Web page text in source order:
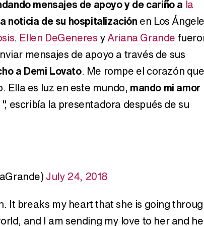
Carlota Corredera y Javier de Hoyos: "La tele tiene que representar al público también y aquí están todos los perfiles posibles&quo;
mensajes de apoyo y de cariño a la
noticia de su hospitalización en Los
. Ellen DeGeneres yAriana Grande
mensajes de apoyo a través de sus
a Demi Lovato. Me rompe el corazón que
Ella es luz en este mundo, mando mi amor
", escribía la presentadora después de su
July 24, 2018
It breaks my heart that she is going
and I am sending my love to her and